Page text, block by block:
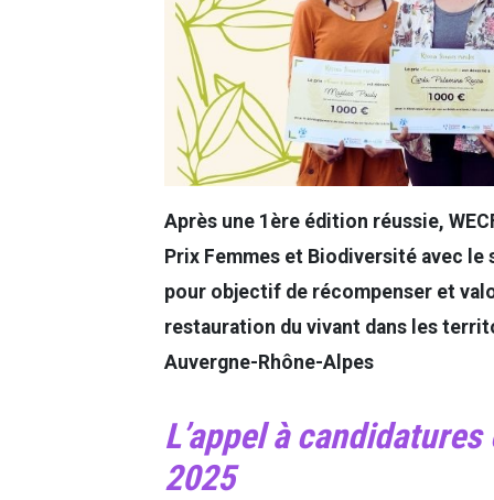
Après une 1ère édition réussie,
Prix Femmes et Biodiversité avec
pour objectif de récompenser et
restauration du vivant dans les
Auvergne-Rhône-Alpes
L’appel à
2025